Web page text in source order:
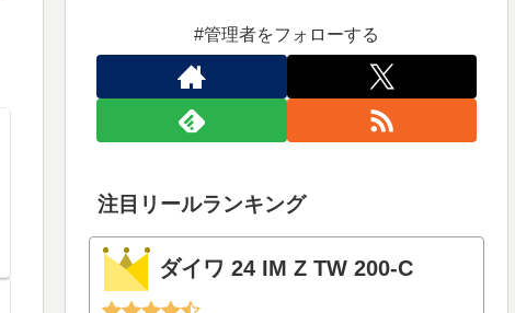
#管理者をフォローする
注目リールランキング
ダイワ 24 IM Z TW 200-C